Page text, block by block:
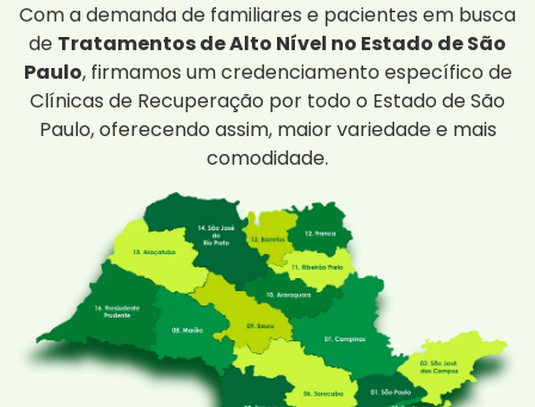
Com a demanda de familiares e pacientes em busca
de Tratamentos de Alto Nível no Estado de São
Paulo, firmamos um credenciamento específico de
Clínicas de Recuperação por todo o Estado de São
Paulo, oferecendo assim, maior variedade e mais
comodidade.